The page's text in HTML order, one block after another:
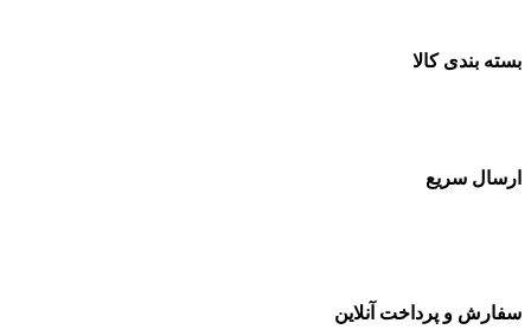
بسته بندی کالا
ارسال سریع
سفارش و پرداخت آنلاین